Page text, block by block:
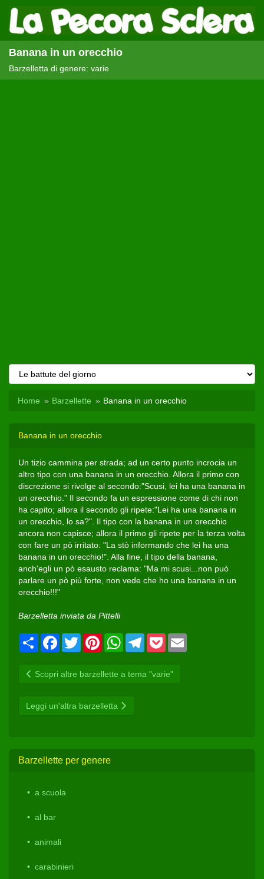
Banana in un orecchio
Barzelletta di genere: varie
Home Barzellette Banana in un orecchio
Banana in un orecchio
Un tizio cammina per strada; ad un certo punto incrocia un
altro tipo con una banana in un orecchio. Allora il primo con
discrezione si rivolge al secondo:"Scusi, lei ha una banana in
un orecchio." Il secondo fa un espressione come di chi non
ha capito; allora il secondo gli ripete:"Lei ha una banana in
un orecchio, lo sa?". Il tipo con la banana in un orecchio
ancora non capisce; allora il primo gli ripete per la terza volta
con fare un pò irritato: "La stò informando che lei ha una
banana in un orecchio!". Alla fine, il tipo della banana,
anch'egli un pò esausto reclama: "Ma mi scusi...non può
parlare un pò più forte, non vede che ho una banana in un
orecchio!!!"
Barzelletta inviata da Pittelli
CondividiFacebook
Twitter PinterestWhatsAppTelegram
Pocket
Scopri altre barzellette a tema "varie"
Leggi un'altra barzelletta
Barzellette per genere
a scuola
al bar
animali
carabinieri